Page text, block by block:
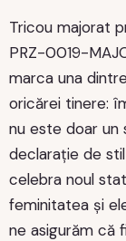
Tricou majorat
PRZ-0019-
marca una
oricărei tinere:
nu este doar un
declarație de
celebra noul
feminitatea și
ne asigurăm că